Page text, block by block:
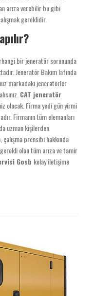
arıza verebilir bu gibi
gereklidir.
bir jeneratör sorununda
Jeneratör Bakım lafında
markadaki jeneratörler
CAT jeneratör
olacak. Firma yedi gün yirmi
Firmanın tüm elemanları
uzman kişilerden
çalışma prensibi hakkında
olan tüm arıza ve tamir
Gosb kolay iletişime